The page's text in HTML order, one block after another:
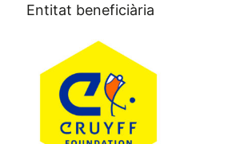
Entitat beneficiària